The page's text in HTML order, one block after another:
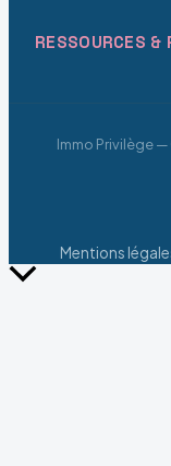
RESSOURCES &
Immo Privilège
Mentions